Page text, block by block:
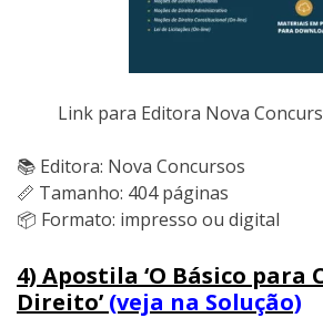
Link para Editora Nova
📚 Editora: Nova Concursos
📏 Tamanho: 404 páginas
📦 Formato: impresso ou digital
4) Apostila ‘O Básico para
Direito’ (veja na Solução)